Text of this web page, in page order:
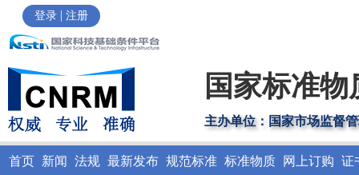
登录 | 注册
国家标准
主办单位：国家市场监督
首页 新闻 法规 最新发布 规范标准 标准物质 网上订购 证